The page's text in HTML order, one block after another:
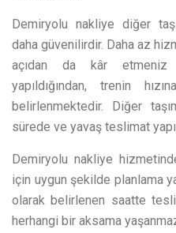
Demiryolu nakliye diğer
daha güvenilirdir. Daha az
açıdan da kâr etmeniz
yapıldığından, trenin
belirlenmektedir. Diğer
sürede ve yavaş teslimat
Demiryolu nakliye
için uygun şekilde planlama
olarak belirlenen saatte
herhangi bir aksama